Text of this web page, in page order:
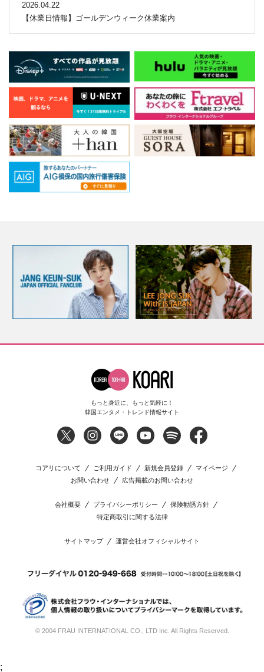
2026.04.22
【休業日情報】ゴールデンウィーク休業案内
もっと身近に、もっと気軽に！
韓国エンタメ・トレンド情報サイト
コアリについて ご利用ガイド 新規会員登録
マイページ
お問い合わせ
広告掲載のお問い合わせ
会社概要 プライバシーポリシー
保険勧誘方針
特定商取引に関する法律
サイトマップ 運営会社オフィシャルサイト
© 2004 FRAU INTERNATIONAL CO., LTD Inc. All Rights Reserved.
;